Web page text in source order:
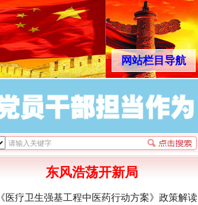
网站栏目导航
东风浩荡开新局
《医疗卫生强基工程中医药行动方案》政策解读